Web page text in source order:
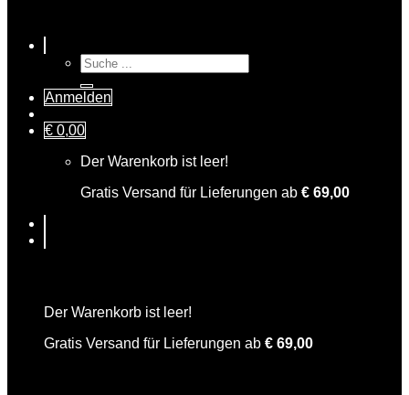
Suche
nach:
Anmelden
€ 0,00
Der Warenkorb ist leer!
Gratis Versand für Lieferungen ab € 69,00
Der Warenkorb ist leer!
Gratis Versand für Lieferungen ab € 69,00